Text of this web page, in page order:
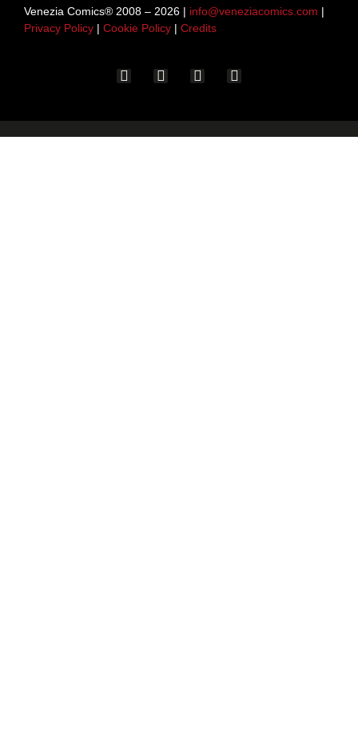
Venezia Comics® 2008 – 2026 | info@veneziacomics.com |
Privacy Policy | Cookie Policy | Credits